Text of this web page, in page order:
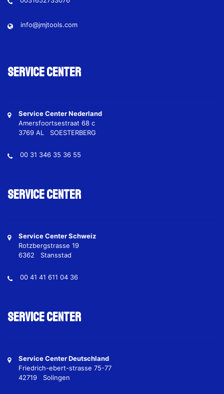
info@jmjtools.com
Service Center
Service Center Nederland
Amersfoortsestraat 68 c
3769 AL SOESTERBERG
00 31 346 35 36 55
Service Center
Service Center Schweiz
Rotzbergstrasse 19
6362 Stansstad
00 41 41 611 04 36
Service Center
Service Center Deutschland
Friedrich-ebert-strasse 75-77
42719 Solingen